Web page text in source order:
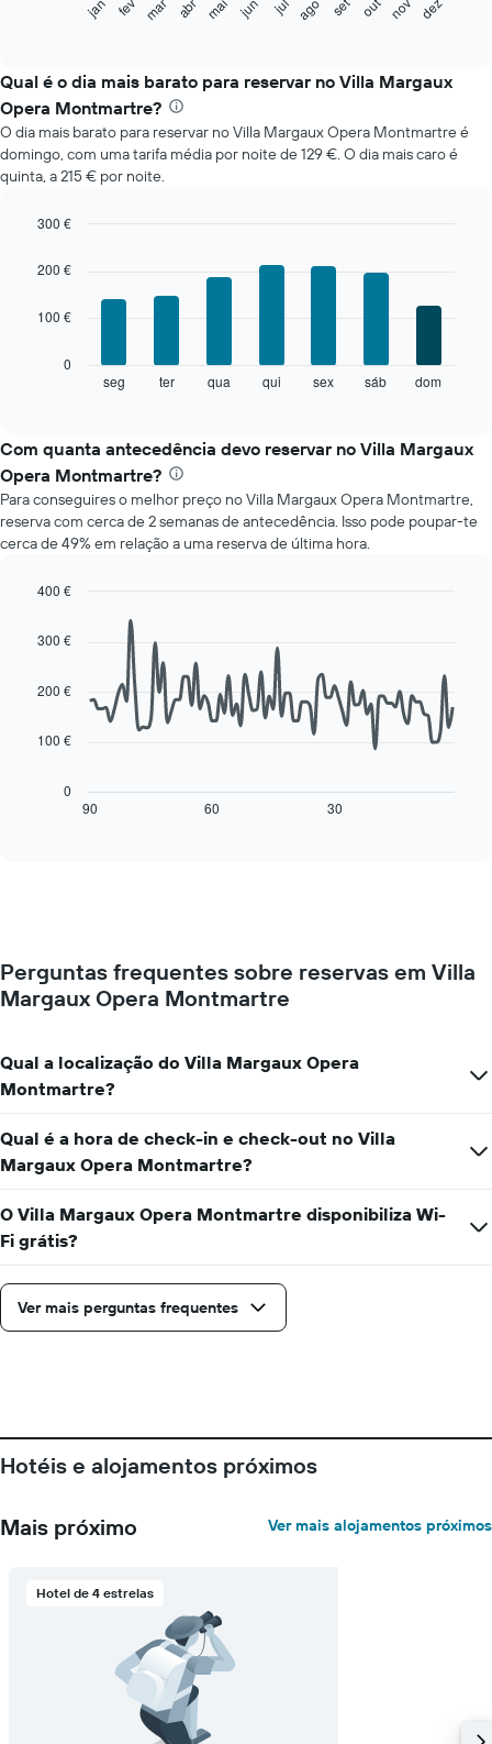
o
preço
médio
de
um
quarto
cada
O
apresenta
meses
abcissa.
o
preço
médio
de
um
ordenada
jan fev mar abr mai jun jul ago set out nov dez
Qual é o dia mais barato para reservar no Villa Margaux
Opera Montmartre?
O dia mais barato para reservar no Villa Margaux Opera Montmartre é
domingo, com uma tarifa média por noite de 129 €. O dia mais caro é
quinta, a 215 € por noite.
chart
bars.
o
preço
médio
de
um
quarto
cada
da
semana
gráfico
apresenta
os
semana
médio
de
um
ordenada
graphic.
seg ter qua qui sex sáb dom
0
100 €
200 €
300 €
Com quanta antecedência devo reservar no Villa Margaux
Opera Montmartre?
Para conseguires o melhor preço no Villa Margaux Opera Montmartre,
reserva com cerca de 2 semanas de antecedência. Isso pode poupar-te
cerca de 49% em relação a uma reserva de última hora.
with
data
points.
O
seguinte
perto
da
data
estadia
gráfico
apresenta
o
número
de
dias
antes
da
estadia
numa
abcissa
O
médio
de
um
numa
ordenada
90 60 30
0
100 €
200 €
300 €
400 €
Perguntas frequentes sobre reservas em Villa
Margaux Opera Montmartre
Qual a localização do Villa Margaux Opera
Montmartre?
Qual é a hora de check-in e check-out no Villa
Margaux Opera Montmartre?
O Villa Margaux Opera Montmartre disponibiliza Wi-
Fi grátis?
Ver mais perguntas frequentes
Hotéis e alojamentos próximos
Mais próximo Ver mais alojamentos próximos
Hotel de 4 estrelas